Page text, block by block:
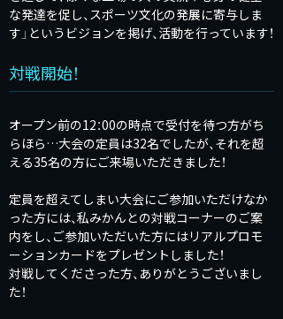
な発達を促し、スポーツ文化の発展に寄与しま
す」というビジョンを掲げ、活動を行っています！
対戦開始！
オープン前の12：00の時点で受付を待つ方がち
らほら…大会の定員は32名でしたが、それを超
える35名の方にご来場いただきました！
定員を超えてしまい大会にご参加いただけなか
った方には、私みかんとの対戦コーナーのご案
内をし、ご参加いただいた方にはリアルプロモ
ーションカードをプレゼントしました！
対戦してくださった方、ありがとうございまし
た！